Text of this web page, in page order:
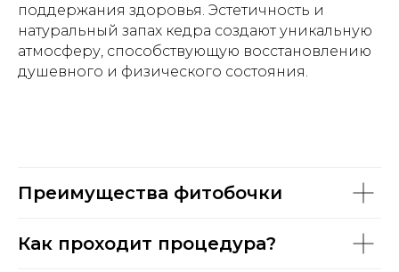
поддержания здоровья. Эстетичность и
натуральный запах кедра создают уникальную
атмосферу, способствующую восстановлению
душевного и физического состояния.
Преимущества фитобочки
Как проходит процедура?